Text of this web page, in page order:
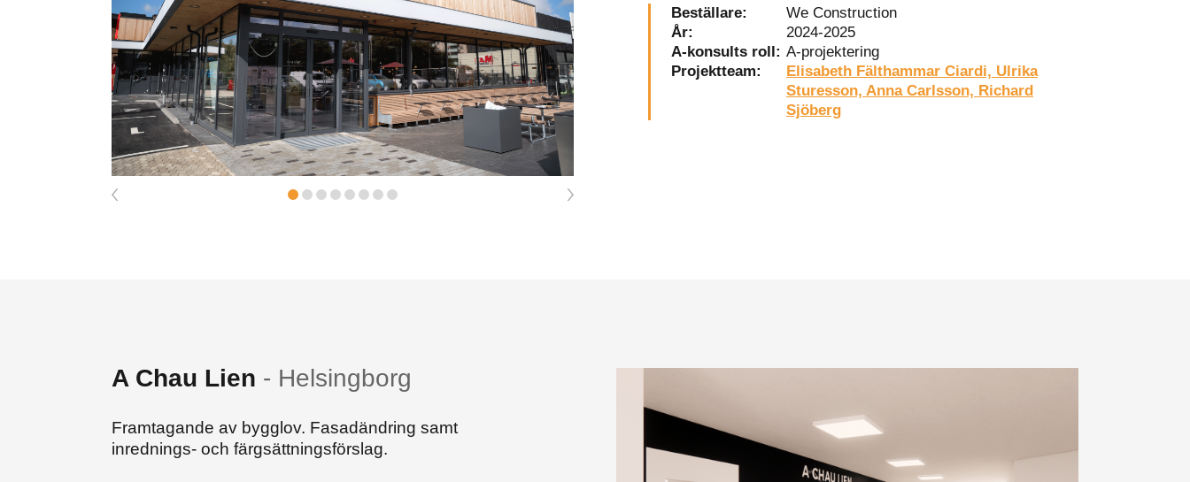
Beställare:
We Construction
År:
2024-2025
A-konsults roll: A-projektering
Projektteam:
Elisabeth Fälthammar Ciardi, Ulrika
Sturesson, Anna Carlsson, Richard
Sjöberg
A Chau Lien - Helsingborg
Framtagande av bygglov. Fasadändring samt
inrednings- och färgsättningsförslag.
möjligt
under ditt
besök. Om
du nekar